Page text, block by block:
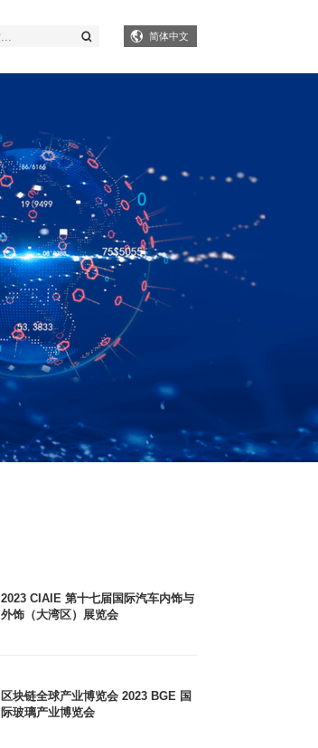
简体中文
2023 CIAIE 第十七届国际汽车内饰与
外饰（大湾区）展览会
区块链全球产业博览会 2023 BGE 国
际玻璃产业博览会